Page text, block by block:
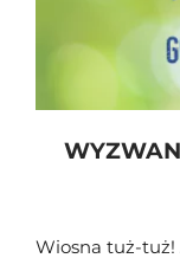
Wiosna tuż-